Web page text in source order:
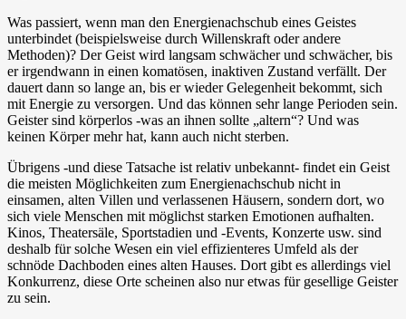
Was passiert, wenn man den Energienachschub eines Geistes
unterbindet (beispielsweise durch Willenskraft oder andere
Methoden)? Der Geist wird langsam schwächer und schwächer, bis
er irgendwann in einen komatösen, inaktiven Zustand verfällt. Der
dauert dann so lange an, bis er wieder Gelegenheit bekommt, sich
mit Energie zu versorgen. Und das können sehr lange Perioden sein.
Geister sind körperlos -was an ihnen sollte „altern“? Und was
keinen Körper mehr hat, kann auch nicht sterben.
Übrigens -und diese Tatsache ist relativ unbekannt- findet ein Geist
die meisten Möglichkeiten zum Energienachschub nicht in
einsamen, alten Villen und verlassenen Häusern, sondern dort, wo
sich viele Menschen mit möglichst starken Emotionen aufhalten.
Kinos, Theatersäle, Sportstadien und -Events, Konzerte usw. sind
deshalb für solche Wesen ein viel effizienteres Umfeld als der
schnöde Dachboden eines alten Hauses. Dort gibt es allerdings viel
Konkurrenz, diese Orte scheinen also nur etwas für gesellige Geister
zu sein.